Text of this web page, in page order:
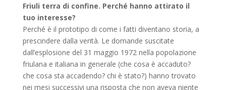
Friuli terra di confine. Perché hanno attirato il
tuo interesse?
Perché è il prototipo di come i fatti diventano storia, a
prescindere dalla verità. Le domande suscitate
dall’esplosione del 31 maggio 1972 nella popolazione
friulana e italiana in generale (che cosa è accaduto?
che cosa sta accadendo? chi è stato?) hanno trovato
nei mesi successivi una risposta che non aveva niente